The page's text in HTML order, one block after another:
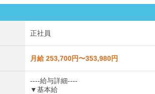
正社員
月給 253,700円〜353,980円
----給与詳細----
▼基本給